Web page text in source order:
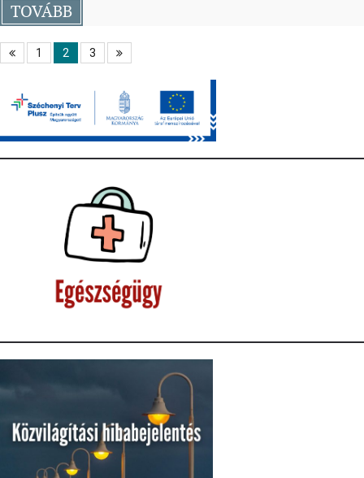
TOVÁBB
1 2 3